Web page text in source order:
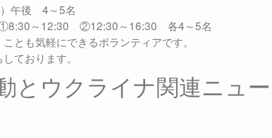
午後 4～5名
～12:30 ②12:30～16:30 各4～5名
とも気軽にできるボランティアです。
ております。
とウクライナ関連ニュ